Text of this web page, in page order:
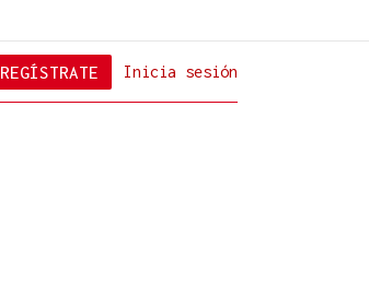
Inicia sesión
REGÍSTRATE